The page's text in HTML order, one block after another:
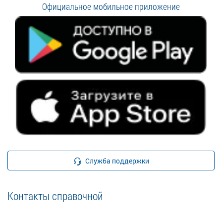
Официальное мобильное приложение
Служба поддержки
Контакты справочной